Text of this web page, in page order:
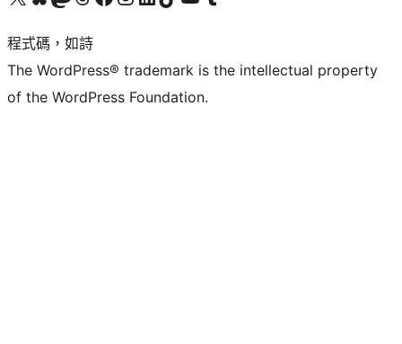
程式碼，如詩
The WordPress® trademark is the intellectual property
of the WordPress Foundation.